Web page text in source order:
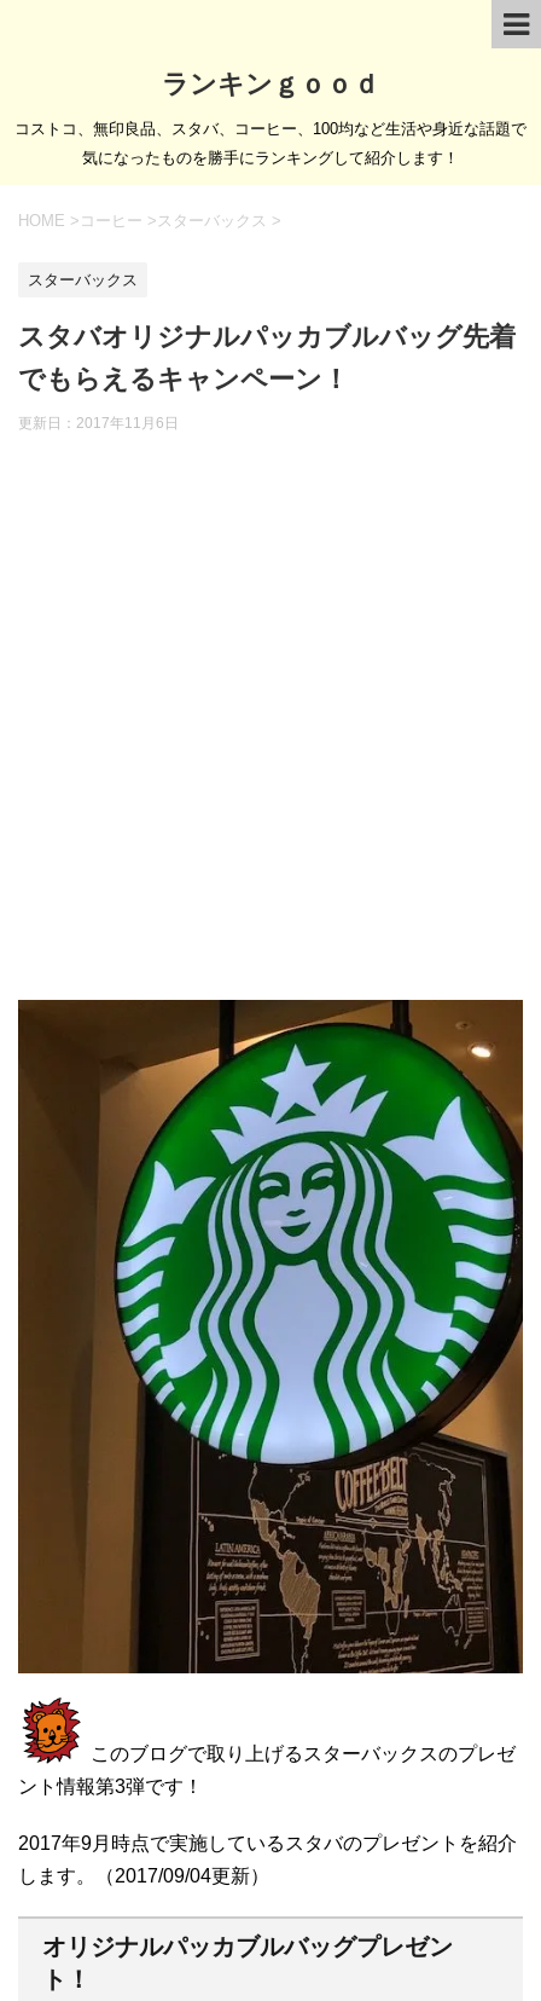
ランキンｇｏｏｄ
コストコ、無印良品、スタバ、コーヒー、100均など生活や身近な話題で
気になったものを勝手にランキングして紹介します！
HOME > コーヒー > スターバックス >
スターバックス
スタバオリジナルパッカブルバッグ先着
でもらえるキャンペーン！
更新日： 2017年11月6日
このブログで取り上げるスターバックスのプレゼ
ント情報第3弾です！
2017年9月時点で実施しているスタバのプレゼントを紹介
します。（2017/09/04更新）
オリジナルパッカブルバッグプレゼン
ト！